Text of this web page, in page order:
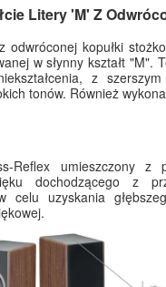
Litery 'M' Z
odwróconej kopułki
w słynny kształt "M".
z
tonów. Również
Reflex umieszczony
dochodzącego z
celu uzyskania